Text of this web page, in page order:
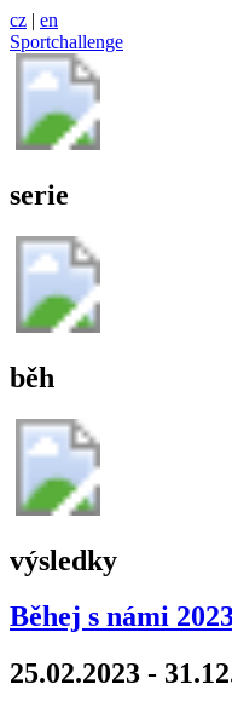
cz | en
Sportchallenge
serie
běh
výsledky
Běhej s námi
25.02.2023 -